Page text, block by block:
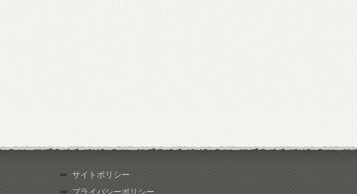
サイトポリシー
プライバシーポリシー